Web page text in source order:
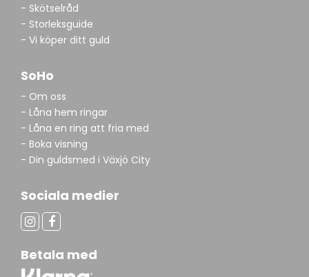
- Skötselråd
- Storleksguide
- Vi köper ditt guld
SoHo
- Om oss
- Låna hem ringar
- Låna en ring att fria med
- Boka visning
- Din guldsmed i Växjö City
Sociala medier
Betala med